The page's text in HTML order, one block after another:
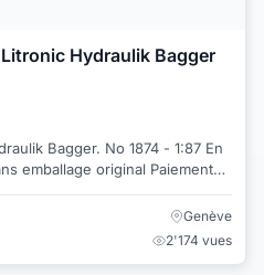
Hydraulik Bagger
Bagger. No 1874 - 1:87 En
original Paiement
Genève
2'174 vues